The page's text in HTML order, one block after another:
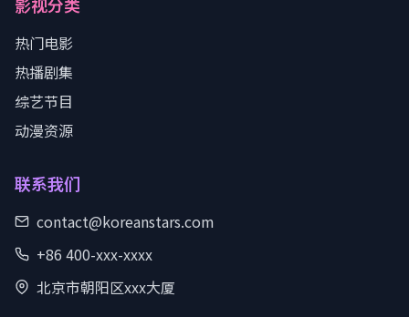
热门电影
热播剧集
综艺节目
动漫资源
联系我们
contact@koreanstars.com
+86 400-xxx-xxxx
北京市朝阳区xxx大厦